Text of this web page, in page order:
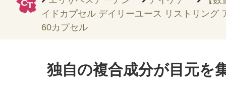
イドカプセル デイリーユース リストリング
60カプセル
独自の複合成分が目元を